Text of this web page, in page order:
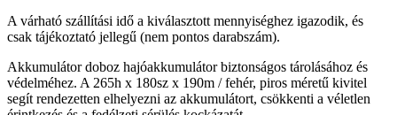
A várható szállítási idő a kiválasztott mennyiséghez igazodik, és
csak tájékoztató jellegű (nem pontos darabszám).
Akkumulátor doboz hajóakkumulátor biztonságos tárolásához és
védelméhez. A 265h x 180sz x 190m / fehér, piros méretű kivitel
segít rendezetten elhelyezni az akkumulátort, csökkenti a véletlen